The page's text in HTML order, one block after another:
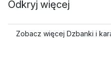
Odkryj więcej
Zobacz więcej Dzbanki i